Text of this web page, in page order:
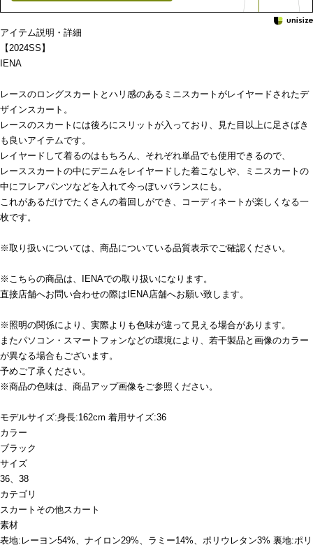
アイテム説明・詳細
【2024SS】
IENA
レースのロングスカートとハリ感のあるミニスカートがレイヤードされたデ
ザインスカート。
レースのスカートには後ろにスリットが入っており、見た目以上に足さばき
も良いアイテムです。
レイヤードして着るのはもちろん、それぞれ単品でも使用できるので、
レーススカートの中にデニムをレイヤードした着こなしや、ミニスカートの
中にフレアパンツなどを入れて今っぽいバランスにも。
これがあるだけでたくさんの着回しができ、コーディネートが楽しくなる一
枚です。
※取り扱いについては、商品についている品質表示でご確認ください。
※こちらの商品は、IENAでの取り扱いになります。
直接店舗へお問い合わせの際はIENA店舗へお願い致します。
※照明の関係により、実際よりも色味が違って見える場合があります。
またパソコン・スマートフォンなどの環境により、若干製品と画像のカラー
が異なる場合もございます。
予めご了承ください。
※商品の色味は、商品アップ画像をご参照ください。
モデルサイズ:身長:162cm 着用サイズ:36
カラー
ブラック
サイズ
36、38
カテゴリ
スカート その他スカート
素材
表地:レーヨン54%、ナイロン29%、ラミー14%、ポリウレタン3% 裏地:ポリ